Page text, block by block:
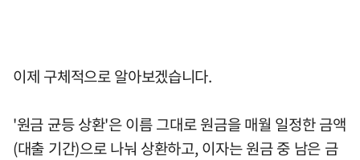
이제 구체적으로 알아보겠습니다.
'원금 균등 상환'은 이름 그대로 원금을 매월 일정한 금액
(대출 기간)으로 나눠 상환하고, 이자는 원금 중 남은 금